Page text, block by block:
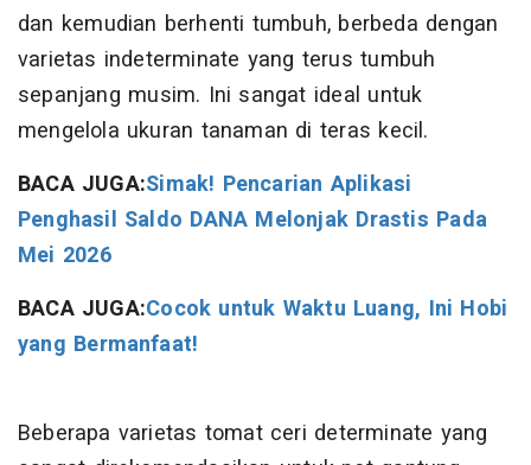
dan kemudian berhenti tumbuh, berbeda dengan
varietas indeterminate yang terus tumbuh
sepanjang musim. Ini sangat ideal untuk
mengelola ukuran tanaman di teras kecil.
BACA JUGA:Simak! Pencarian Aplikasi
Penghasil Saldo DANA Melonjak Drastis Pada
Mei 2026
BACA JUGA:Cocok untuk Waktu Luang, Ini Hobi
yang Bermanfaat!
Beberapa varietas tomat ceri determinate yang